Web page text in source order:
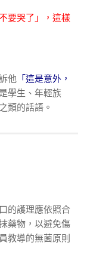
要哭了」，這樣
他 「這是意外，
學生、年輕族
之類的話語。
的護理應依照合
藥物，以避免傷
教導的無菌原則